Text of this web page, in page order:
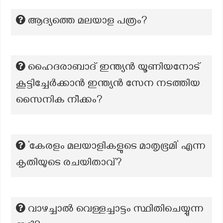
ആദ്യത്തെ മലയാള പത്രം?
ഹൈദരാബാദ് ഇന്ത്യൻ യൂണിയനോട്
കൂട്ടിച്ചേർക്കാൻ ഇന്ത്യൻ സേന നടത്തിയ
സൈനിക നീക്കം?
‘കേരളം മലയാളികളുടെ മാതൃഭൂമി’ എന്ന
കൃതിയുടെ രചയിതാവ്?
വാഴച്ചാല്‍ വെള്ളച്ചാട്ടം സ്ഥിതിചെയ്യുന്ന